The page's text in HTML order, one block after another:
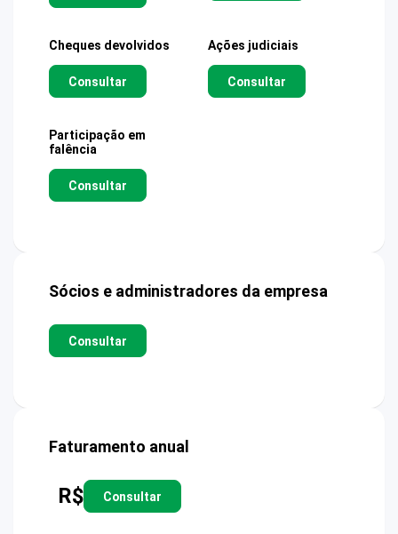
Cheques devolvidos
Consultar
Ações judiciais
Consultar
Participação em
falência
Consultar
Sócios e administradores da empresa
Consultar
Faturamento anual
R$ Consultar